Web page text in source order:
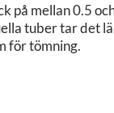
mellan 0.5
tuber tar det
för tömning.